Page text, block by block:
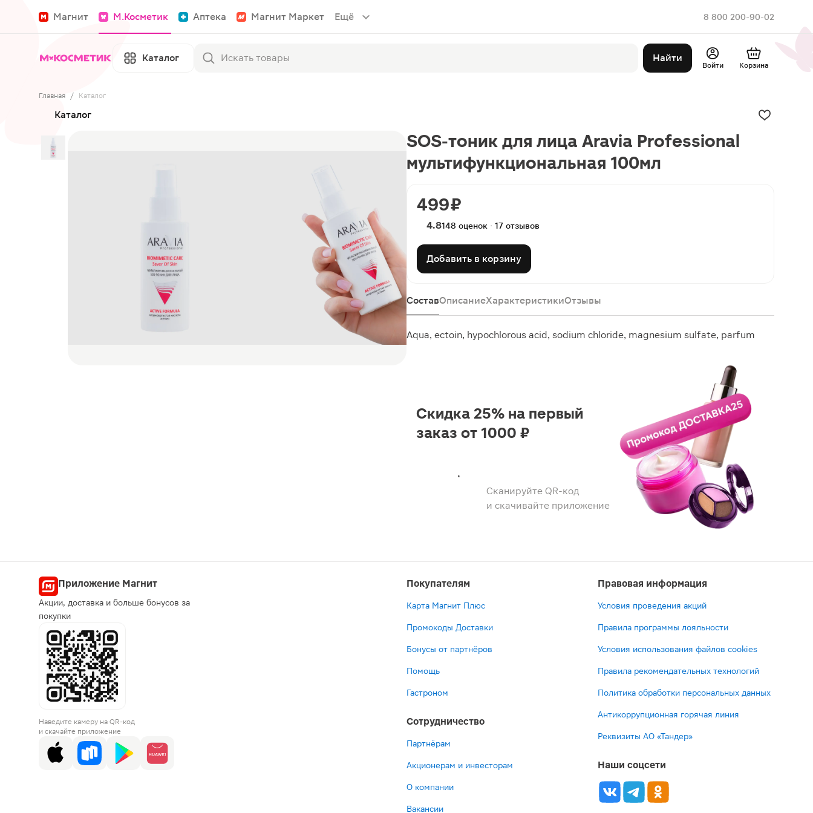
Магнит М.Косметик Аптека Магнит Маркет Ещё 8 800 200-90-02
Каталог Найти
Войти Корзина
Главная / Каталог
Каталог
SOS-тоник для лица Aravia Professional
мультифункциональная 100мл
499 ₽
4.8148 оценок · 17 отзывов
Добавить в корзину
СоставОписаниеХарактеристикиОтзывы
Aqua, ectoin, hypochlorous acid, sodium chloride, magnesium sulfate, parfum
Сканируйте QR-код
и скачивайте приложение
Скидка 25% на первый
заказ от 1000 ₽
Приложение Магнит
Акции, доставка и больше бонусов за
покупки
Наведите камеру на QR-код
и скачайте приложение
Покупателям
Карта Магнит Плюс
Промокоды Доставки
Бонусы от партнёров
Помощь
Гастроном
Сотрудничество
Партнёрам
Акционерам и инвесторам
О компании
Вакансии
Правовая информация
Условия проведения акций
Правила программы лояльности
Условия использования файлов cookies
Правила рекомендательных технологий
Политика обработки персональных данных
Антикоррупционная горячая линия
Реквизиты АО «Тандер»
Наши соцсети